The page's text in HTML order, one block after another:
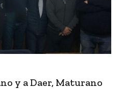
y a Daer, Maturano